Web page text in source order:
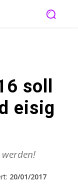
soll
eisig
20/01/2017